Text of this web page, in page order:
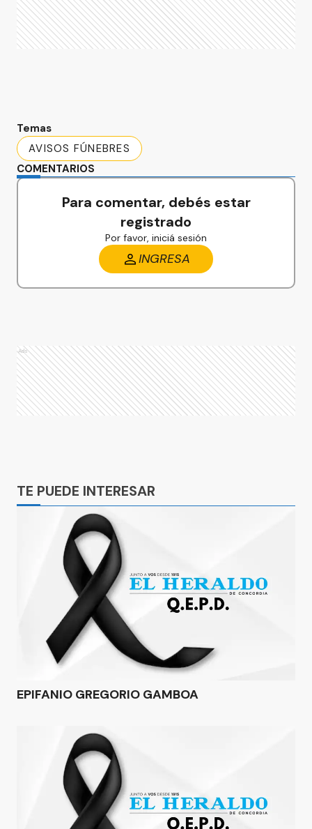
Temas
AVISOS FÚNEBRES
COMENTARIOS
Para comentar, debés estar
registrado
Por favor, iniciá sesión
INGRESA
Ads
TE PUEDE INTERESAR
EPIFANIO GREGORIO GAMBOA